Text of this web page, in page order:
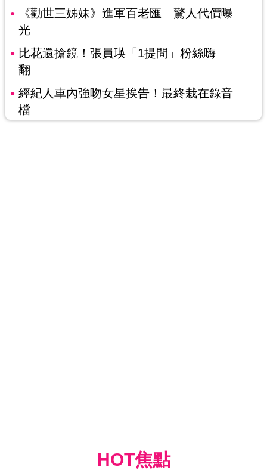
《勸世三姊妹》進軍百老匯 驚人代價曝
光
比花還搶鏡！張員瑛「1提問」粉絲嗨
翻
經紀人車內強吻女星挨告！最終栽在錄音
檔
HOT焦點